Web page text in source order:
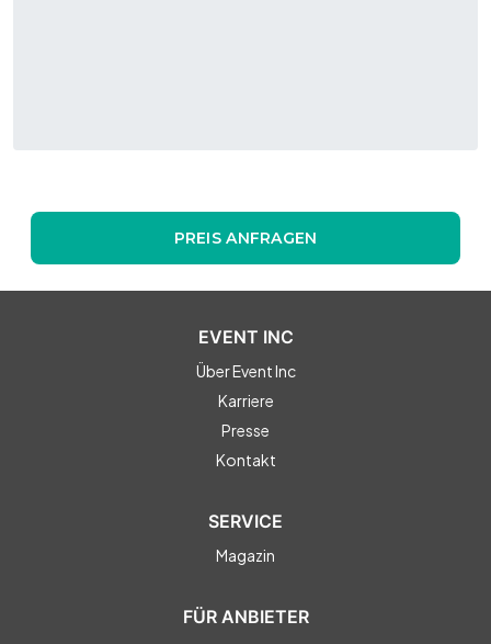
PREIS ANFRAGEN
EVENT INC
Über Event Inc
Karriere
Presse
Kontakt
SERVICE
Magazin
FÜR ANBIETER